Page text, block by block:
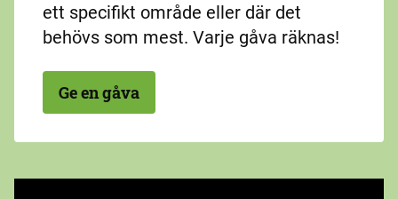
ett specifikt område eller där det
behövs som mest. Varje gåva räknas!
Ge en gåva